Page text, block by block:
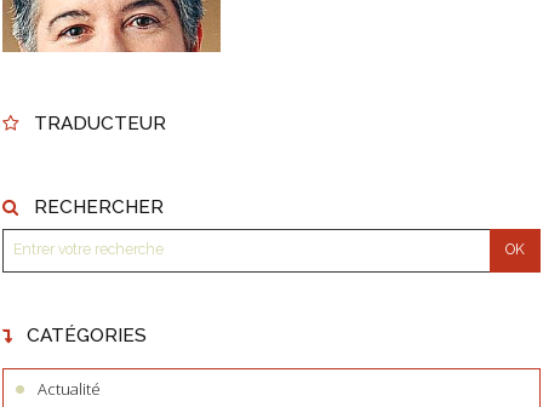
TRADUCTEUR
RECHERCHER
CATÉGORIES
Actualité